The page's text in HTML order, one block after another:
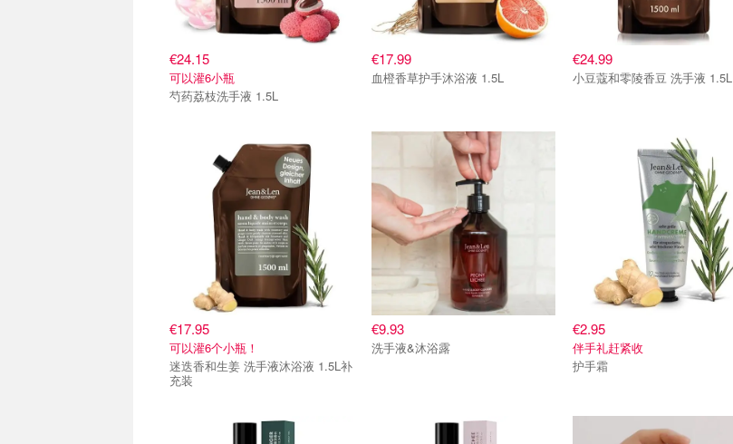
€24.15
可以灌6小瓶
芍药荔枝洗手液 1.5L
€17.99
血橙香草护手沐浴液 1.5L
€24.99
小豆蔻和零陵香豆 洗手液 1.5L
€17.95
可以灌6个小瓶！
迷迭香和生姜 洗手液沐浴液 1.5L补
充装
€9.93
洗手液&沐浴露
€2.95
伴手礼赶紧收
护手霜